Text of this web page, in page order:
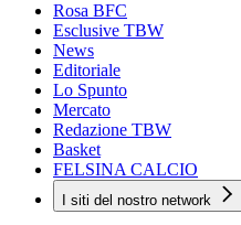
Rosa BFC
Esclusive TBW
News
Editoriale
Lo Spunto
Mercato
Redazione TBW
Basket
FELSINA CALCIO
I siti del nostro network